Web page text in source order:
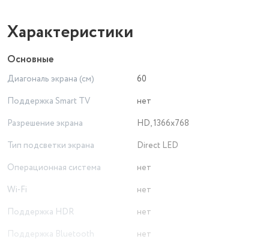
Характеристики
Основные
Диагональ экрана (см)
60
Поддержка Smart TV
нет
Разрешение экрана
HD, 1366x768
Тип подсветки экрана
Direct LED
Операционная система
нет
Wi-Fi
нет
Поддержка HDR
нет
Поддержка Bluetooth
нет